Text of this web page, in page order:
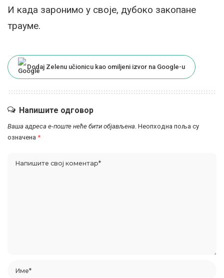
И када заронимо у своје, дубоко закопане
трауме.
Dodaj Zelenu učionicu kao omiljeni izvor na Google-u
Напишите одговор
Ваша адреса е-поште неће бити објављена. Неопходна поља су
означена *